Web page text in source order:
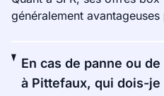
généralement
En cas de panne ou
à Pittefaux, qui dois-je